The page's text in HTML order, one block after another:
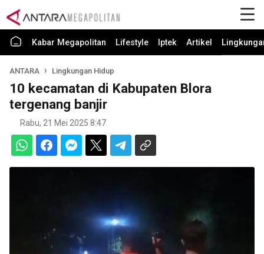
Kabar Megapolitan Lifestyle Iptek Artikel
ANTARA Lingkungan Hidup
10 kecamatan di Kabupaten Blora
tergenang banjir
Rabu, 21 Mei 2025 8:47